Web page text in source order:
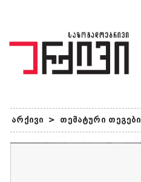
არქივი > თემატური თეგები